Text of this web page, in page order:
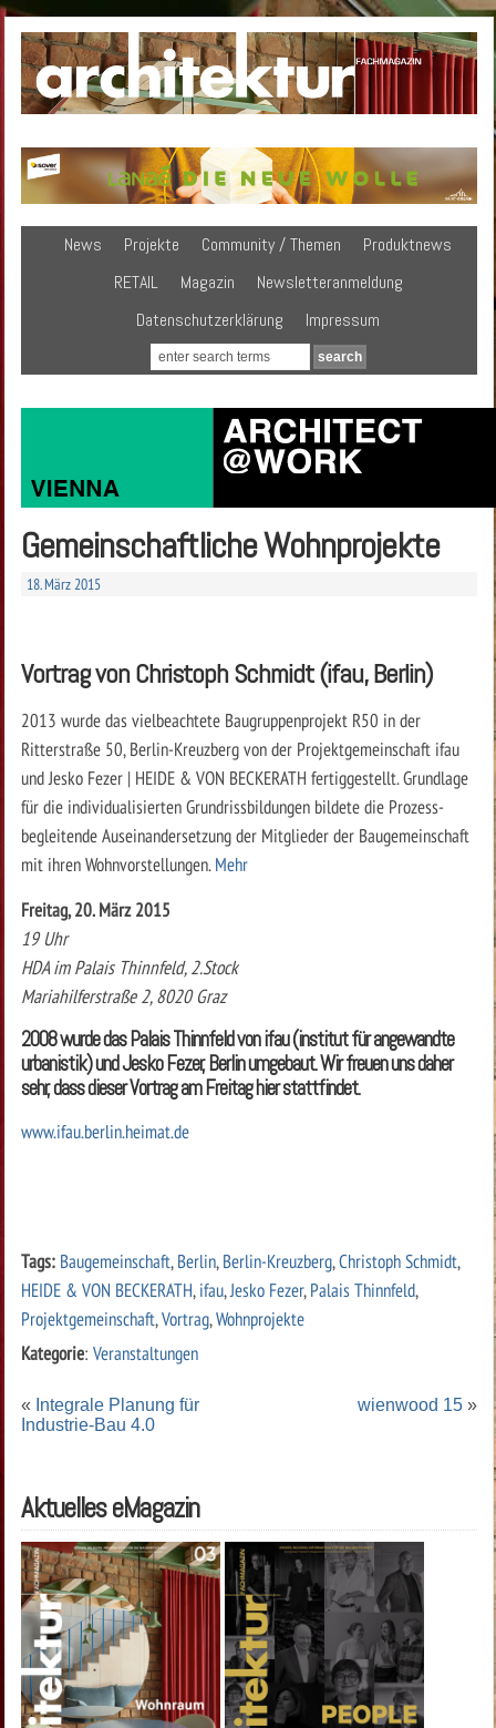
News Projekte Community / Themen
Produktnews
RETAIL
Magazin
Newsletteranmeldung
Datenschutzerklärung
Impressum
Gemeinschaftliche Wohnprojekte
18. März 2015
Vortrag von Christoph Schmidt (ifau, Berlin)
2013 wurde das vielbeachtete Baugruppenprojekt R50 in der
Ritterstraße 50, Berlin-Kreuzberg von der Projektgemeinschaft ifau
und Jesko Fezer | HEIDE & VON BECKERATH fertiggestellt. Grundlage
für die individualisierten Grundrissbildungen bildete die Prozess-
begleitende Auseinandersetzung der Mitglieder der Baugemeinschaft
mit ihren Wohnvorstellungen.Mehr
Freitag, 20. März 2015
19 Uhr
HDA im Palais Thinnfeld, 2.Stock
Mariahilferstraße 2, 8020 Graz
2008 wurde das Palais Thinnfeld von ifau (institut für angewandte
urbanistik) und Jesko Fezer, Berlin umgebaut. Wir freuen uns daher
sehr, dass dieser Vortrag am Freitag hier stattfindet.
www.ifau.berlin.heimat.de
Tags: Baugemeinschaft,Berlin,Berlin-Kreuzberg,Christoph Schmidt,
HEIDE & VON BECKERATH,ifau,Jesko Fezer,Palais Thinnfeld,
Projektgemeinschaft,Vortrag,Wohnprojekte
Kategorie: Veranstaltungen
« Integrale Planung für
Industrie-Bau 4.0
wienwood 15 »
Aktuelles eMagazin